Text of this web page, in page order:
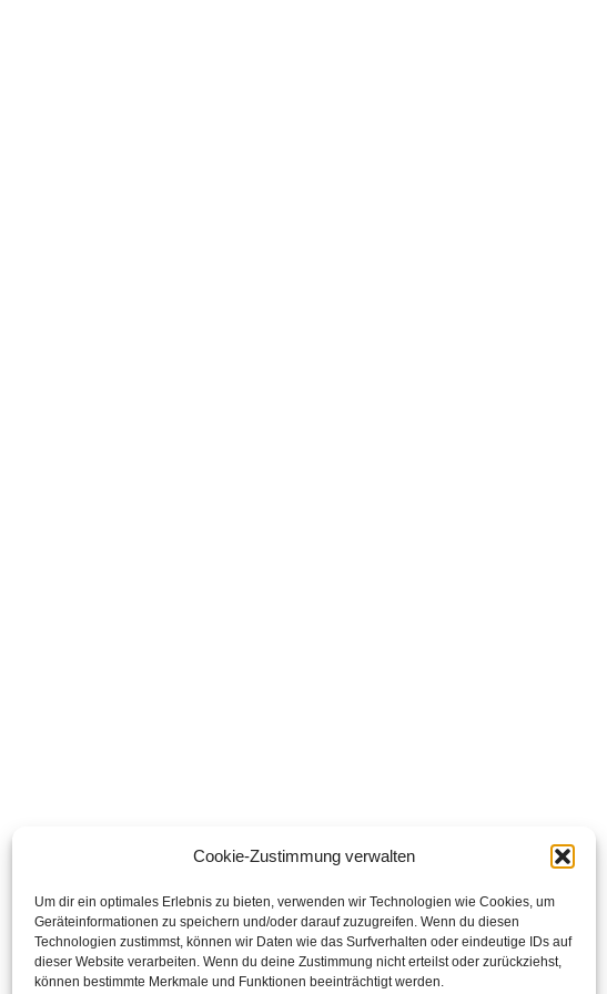
Cookie-Zustimmung verwalten
Um dir ein optimales Erlebnis zu bieten, verwenden wir Technologien wie Cookies, um
Geräteinformationen zu speichern und/oder darauf zuzugreifen. Wenn du diesen
Technologien zustimmst, können wir Daten wie das Surfverhalten oder eindeutige IDs auf
dieser Website verarbeiten. Wenn du deine Zustimmung nicht erteilst oder zurückziehst,
können bestimmte Merkmale und Funktionen beeinträchtigt werden.